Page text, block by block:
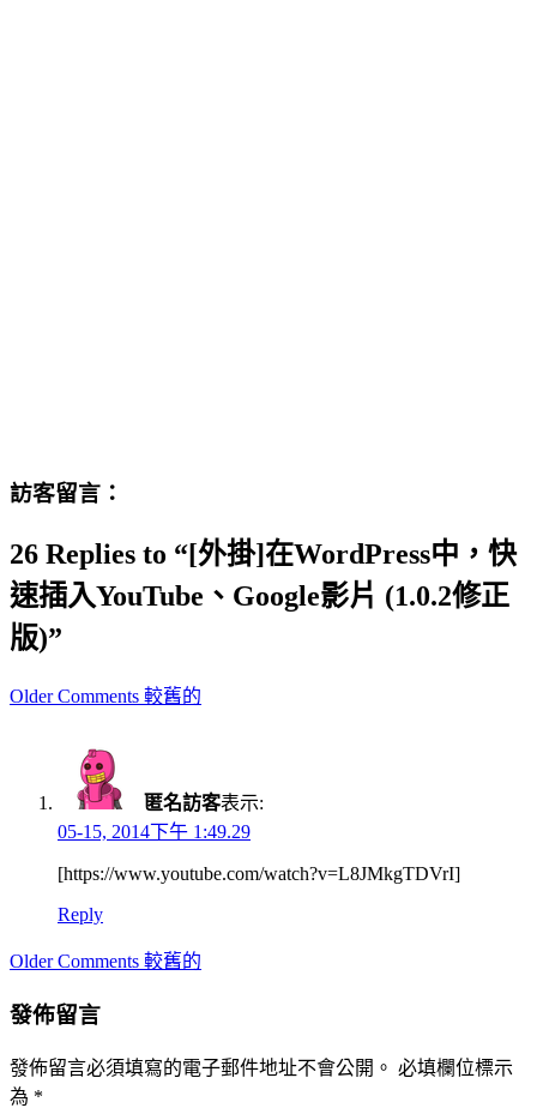
訪客留言：
26 Replies to “[外掛]在WordPress中，快
速插入YouTube、Google影片 (1.0.2修正
版)”
Comment
Older Comments 較舊的
匿名訪客表示:
05-15, 2014下午 1:49.29
[https://www.youtube.com/watch?v=L8JMkgTDVrI]
Reply
Comment
Older Comments 較舊的
發佈留言
發佈留言必須填寫的電子郵件地址不會公開。 必填欄位標示
為 *